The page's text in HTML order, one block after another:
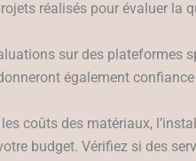
réalisés pour évaluer la
sur des plateformes
également
coûts des matériaux,
budget. Vérifiez si des